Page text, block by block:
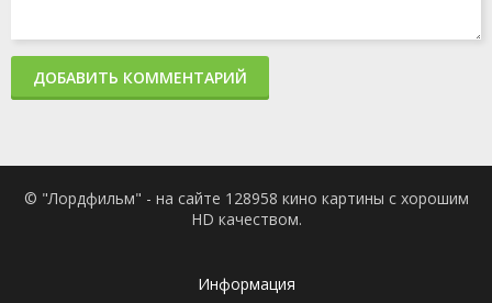
ДОБАВИТЬ КОММЕНТАРИЙ
© "Лордфильм" - на сайте 128958 кино картины с хорошим
HD качеством.
Информация